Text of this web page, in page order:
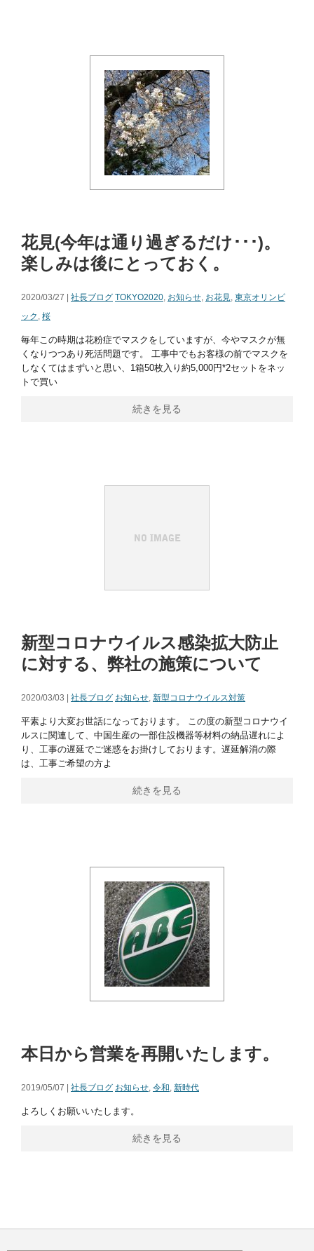
花見(今年は通り過ぎるだけ･･･)。
楽しみは後にとっておく。
2020/03/27 | 社長ブログ TOKYO2020, お知らせ, お花見, 東京オリンピ
ック , 桜
毎年この時期は花粉症でマスクをしていますが、今やマスクが無
くなりつつあり死活問題です。 工事中でもお客様の前でマスクを
しなくてはまずいと思い、1箱50枚入り約5,000円*2セットをネッ
トで買い
続きを見る
新型コロナウイルス感染拡大防止
に対する、弊社の施策について
2020/03/03 | 社長ブログ お知らせ, 新型コロナウイルス対策
平素より大変お世話になっております。 この度の新型コロナウイ
ルスに関連して、中国生産の一部住設機器等材料の納品遅れによ
り、工事の遅延でご迷惑をお掛けしております。遅延解消の際
は、工事ご希望の方よ
続きを見る
本日から営業を再開いたします。
2019/05/07 | 社長ブログ お知らせ, 令和, 新時代
よろしくお願いいたします。
続きを見る